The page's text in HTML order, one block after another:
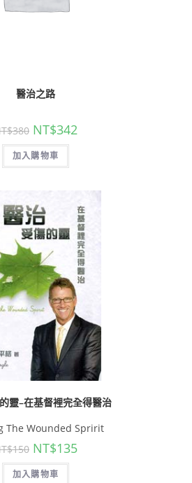
醫治之路
380 NT$342
加入購物車
靈–在基督裡完全得醫治
The Wounded Spririt
150 NT$135
加入購物車